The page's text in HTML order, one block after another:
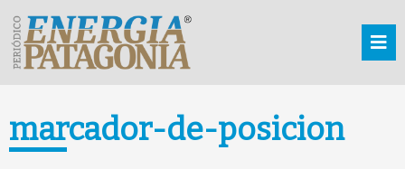
marcador-de-posicion